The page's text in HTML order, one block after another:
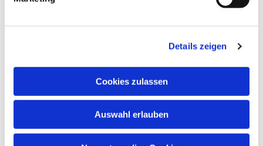
Details zeigen
Cookies zulassen
Auswahl erlauben